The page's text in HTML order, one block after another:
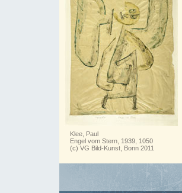
Klee, Paul
Engel vom Stern, 1939, 1050
(c) VG Bild-Kunst, Bonn 2011